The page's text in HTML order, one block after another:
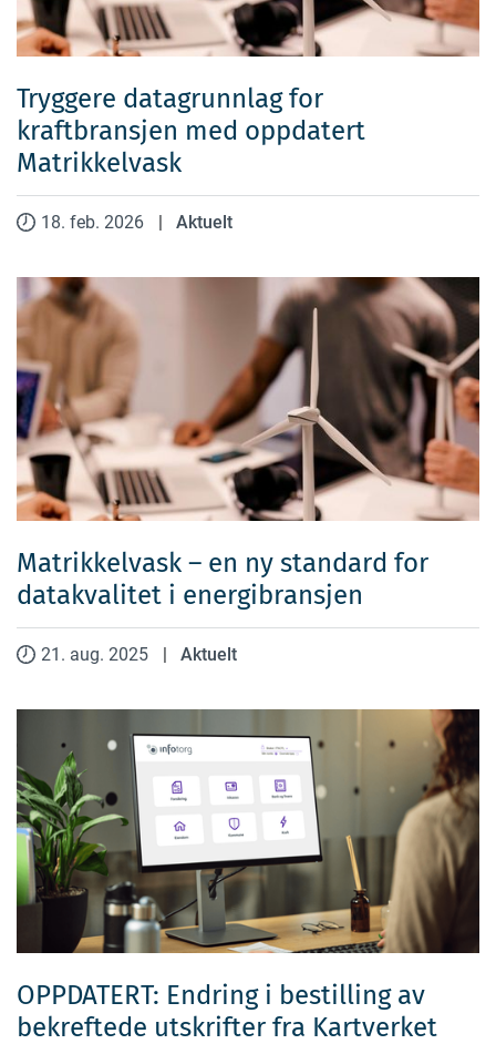
Tryggere datagrunnlag for
kraftbransjen med oppdatert
Matrikkelvask
18. feb. 2026 | Aktuelt
Matrikkelvask – en ny standard for
datakvalitet i energibransjen
21. aug. 2025 | Aktuelt
OPPDATERT: Endring i bestilling av
bekreftede utskrifter fra Kartverket